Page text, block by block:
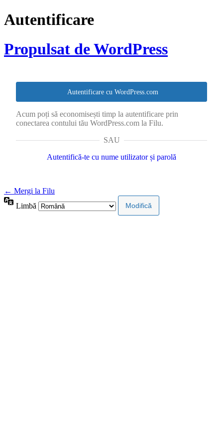
Autentificare
Propulsat de WordPress
Autentificare cu WordPress.com
Acum poți să economisești timp la autentificare prin
conectarea contului tău WordPress.com la Filu.
SAU
Autentifică-te cu nume utilizator și parolă
← Mergi la Filu
Limbă